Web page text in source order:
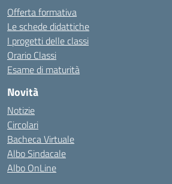
Offerta formativa
Le schede didattiche
I progetti delle classi
Orario Classi
Esame di maturità
Novità
Notizie
Circolari
Bacheca Virtuale
Albo Sindacale
Albo OnLine